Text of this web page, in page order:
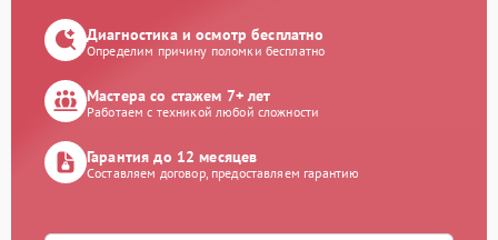
Диагностика и осмотр бесплатно
Определим причину поломки бесплатно
Мастера со стажем 7+ лет
Работаем с техникой любой сложности
Гарантия до 12 месяцев
Составляем договор, предоставляем гарантию